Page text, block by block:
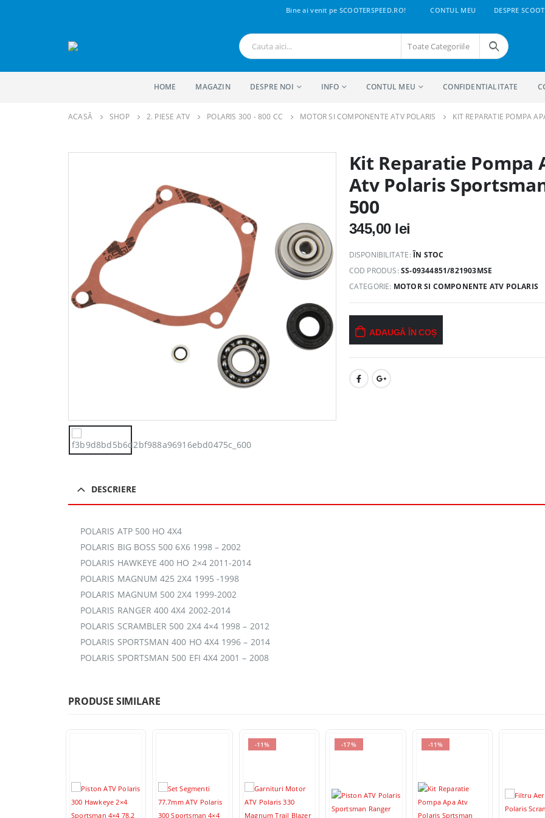
Bine ai venit pe SCOOTERSPEED.RO! CONTUL MEU DESPRE
Toate Categoriile
HOME MAGAZIN DESPRE NOI INFO CONTUL MEU CONFIDENTIALITATE
ACASĂ SHOP 2. PIESE ATV POLARIS 300 - 800 CC MOTOR SI COMPONENTE ATV POLARIS KIT REPARATIE POMPA
Kit Reparatie Pompa
Atv Polaris
500
345,00 lei
DISPONIBILITATE:ÎN STOC
COD PRODUS:SS-09344851/821903MSE
CATEGORIE: MOTOR SI COMPONENTE ATV POLARIS
ADAUGĂ ÎN COȘ
DESCRIERE
POLARIS ATP 500 HO 4X4
POLARIS BIG BOSS 500 6X6 1998 – 2002
POLARIS HAWKEYE 400 HO 2×4 2011-2014
POLARIS MAGNUM 425 2X4 1995 -1998
POLARIS MAGNUM 500 2X4 1999-2002
POLARIS RANGER 400 4X4 2002-2014
POLARIS SCRAMBLER 500 2X4 4×4 1998 – 2012
POLARIS SPORTSMAN 400 HO 4X4 1996 – 2014
POLARIS SPORTSMAN 500 EFI 4X4 2001 – 2008
PRODUSE SIMILARE
-11% -17% -11%